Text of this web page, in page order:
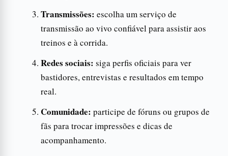
Transmissões: escolha um serviço de
transmissão ao vivo confiável para assistir aos
treinos e à corrida.
Redes sociais: siga perfis oficiais para ver
bastidores, entrevistas e resultados em tempo
real.
Comunidade: participe de fóruns ou grupos de
fãs para trocar impressões e dicas de
acompanhamento.